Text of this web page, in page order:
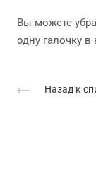
Вы можете
одну галочку
Назад к